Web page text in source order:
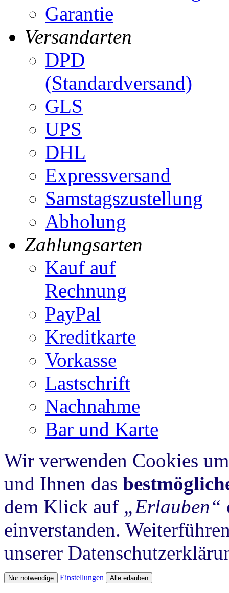
Garantie
Versandarten
DPD
(Standardversand)
GLS
UPS
DHL
Expressversand
Samstagszustellung
Abholung
Zahlungsarten
Kauf auf
Rechnung
PayPal
Kreditkarte
Vorkasse
Lastschrift
Nachnahme
Bar und Karte
Wir verwenden Cookies
und Ihnen das
dem Klick auf „Erlauben“
einverstanden.
unserer
Nur notwendige Einstellungen Alle erlauben